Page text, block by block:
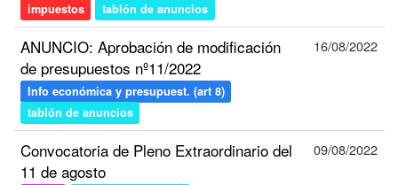
impuestos
tablón de anuncios
ANUNCIO: Aprobación de modificación
de presupuestos nº11/2022
Info económica y presupuest. (art 8)
tablón de anuncios
16/08/2022
Convocatoria de Pleno Extraordinario del
11 de agosto
09/08/2022